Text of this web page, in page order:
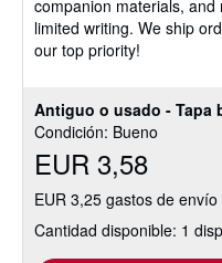
Antiguo o usado - Tapa
Condición: Bueno
EUR 3,58
EUR 3,25 gastos de
Cantidad disponible: 1
5
companion materials,
limited writing. We ship
our top priority!